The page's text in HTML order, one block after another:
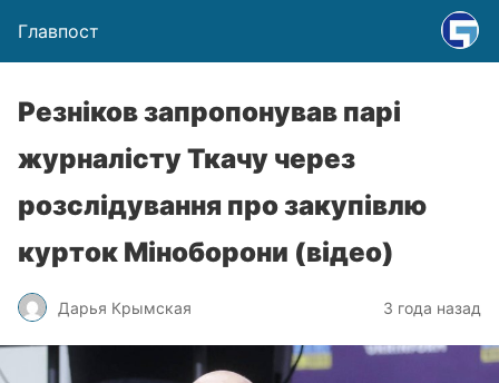
Главпост
Резніков запропонував парі
журналісту Ткачу через
розслідування про закупівлю
курток Міноборони (відео)
Дарья Крымская 3 года назад